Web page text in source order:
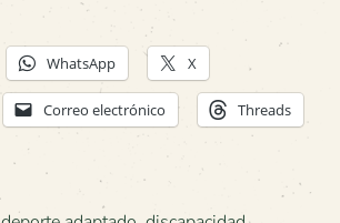
WhatsApp X
Correo electrónico Threads